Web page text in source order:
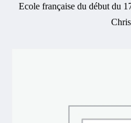
Ecole française du début du